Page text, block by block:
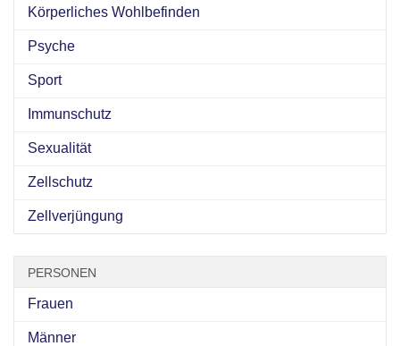
Körperliches Wohlbefinden
Psyche
Sport
Immunschutz
Sexualität
Zellschutz
Zellverjüngung
PERSONEN
Frauen
Männer